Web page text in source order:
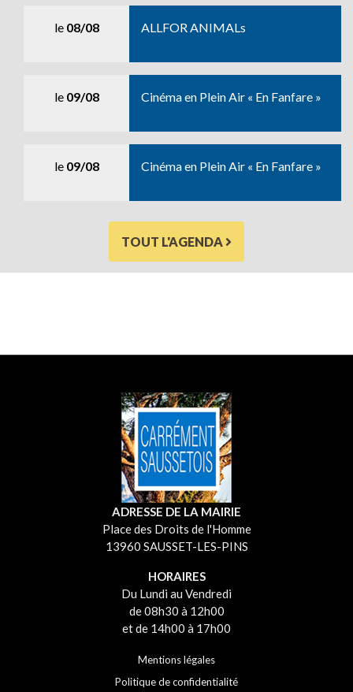
le 08/08 ALLFOR ANIMALs
le 09/08 Cinéma en Plein Air « En Fanfare »
le 09/08 Cinéma en Plein Air « En Fanfare »
TOUT L'AGENDA
ADRESSE DE LA MAIRIE
Place des Droits de l'Homme
13960 SAUSSET-LES-PINS
HORAIRES
Du Lundi au Vendredi
de 08h30 à 12h00
et de 14h00 à 17h00
Mentions légales
Politique de confidentialité